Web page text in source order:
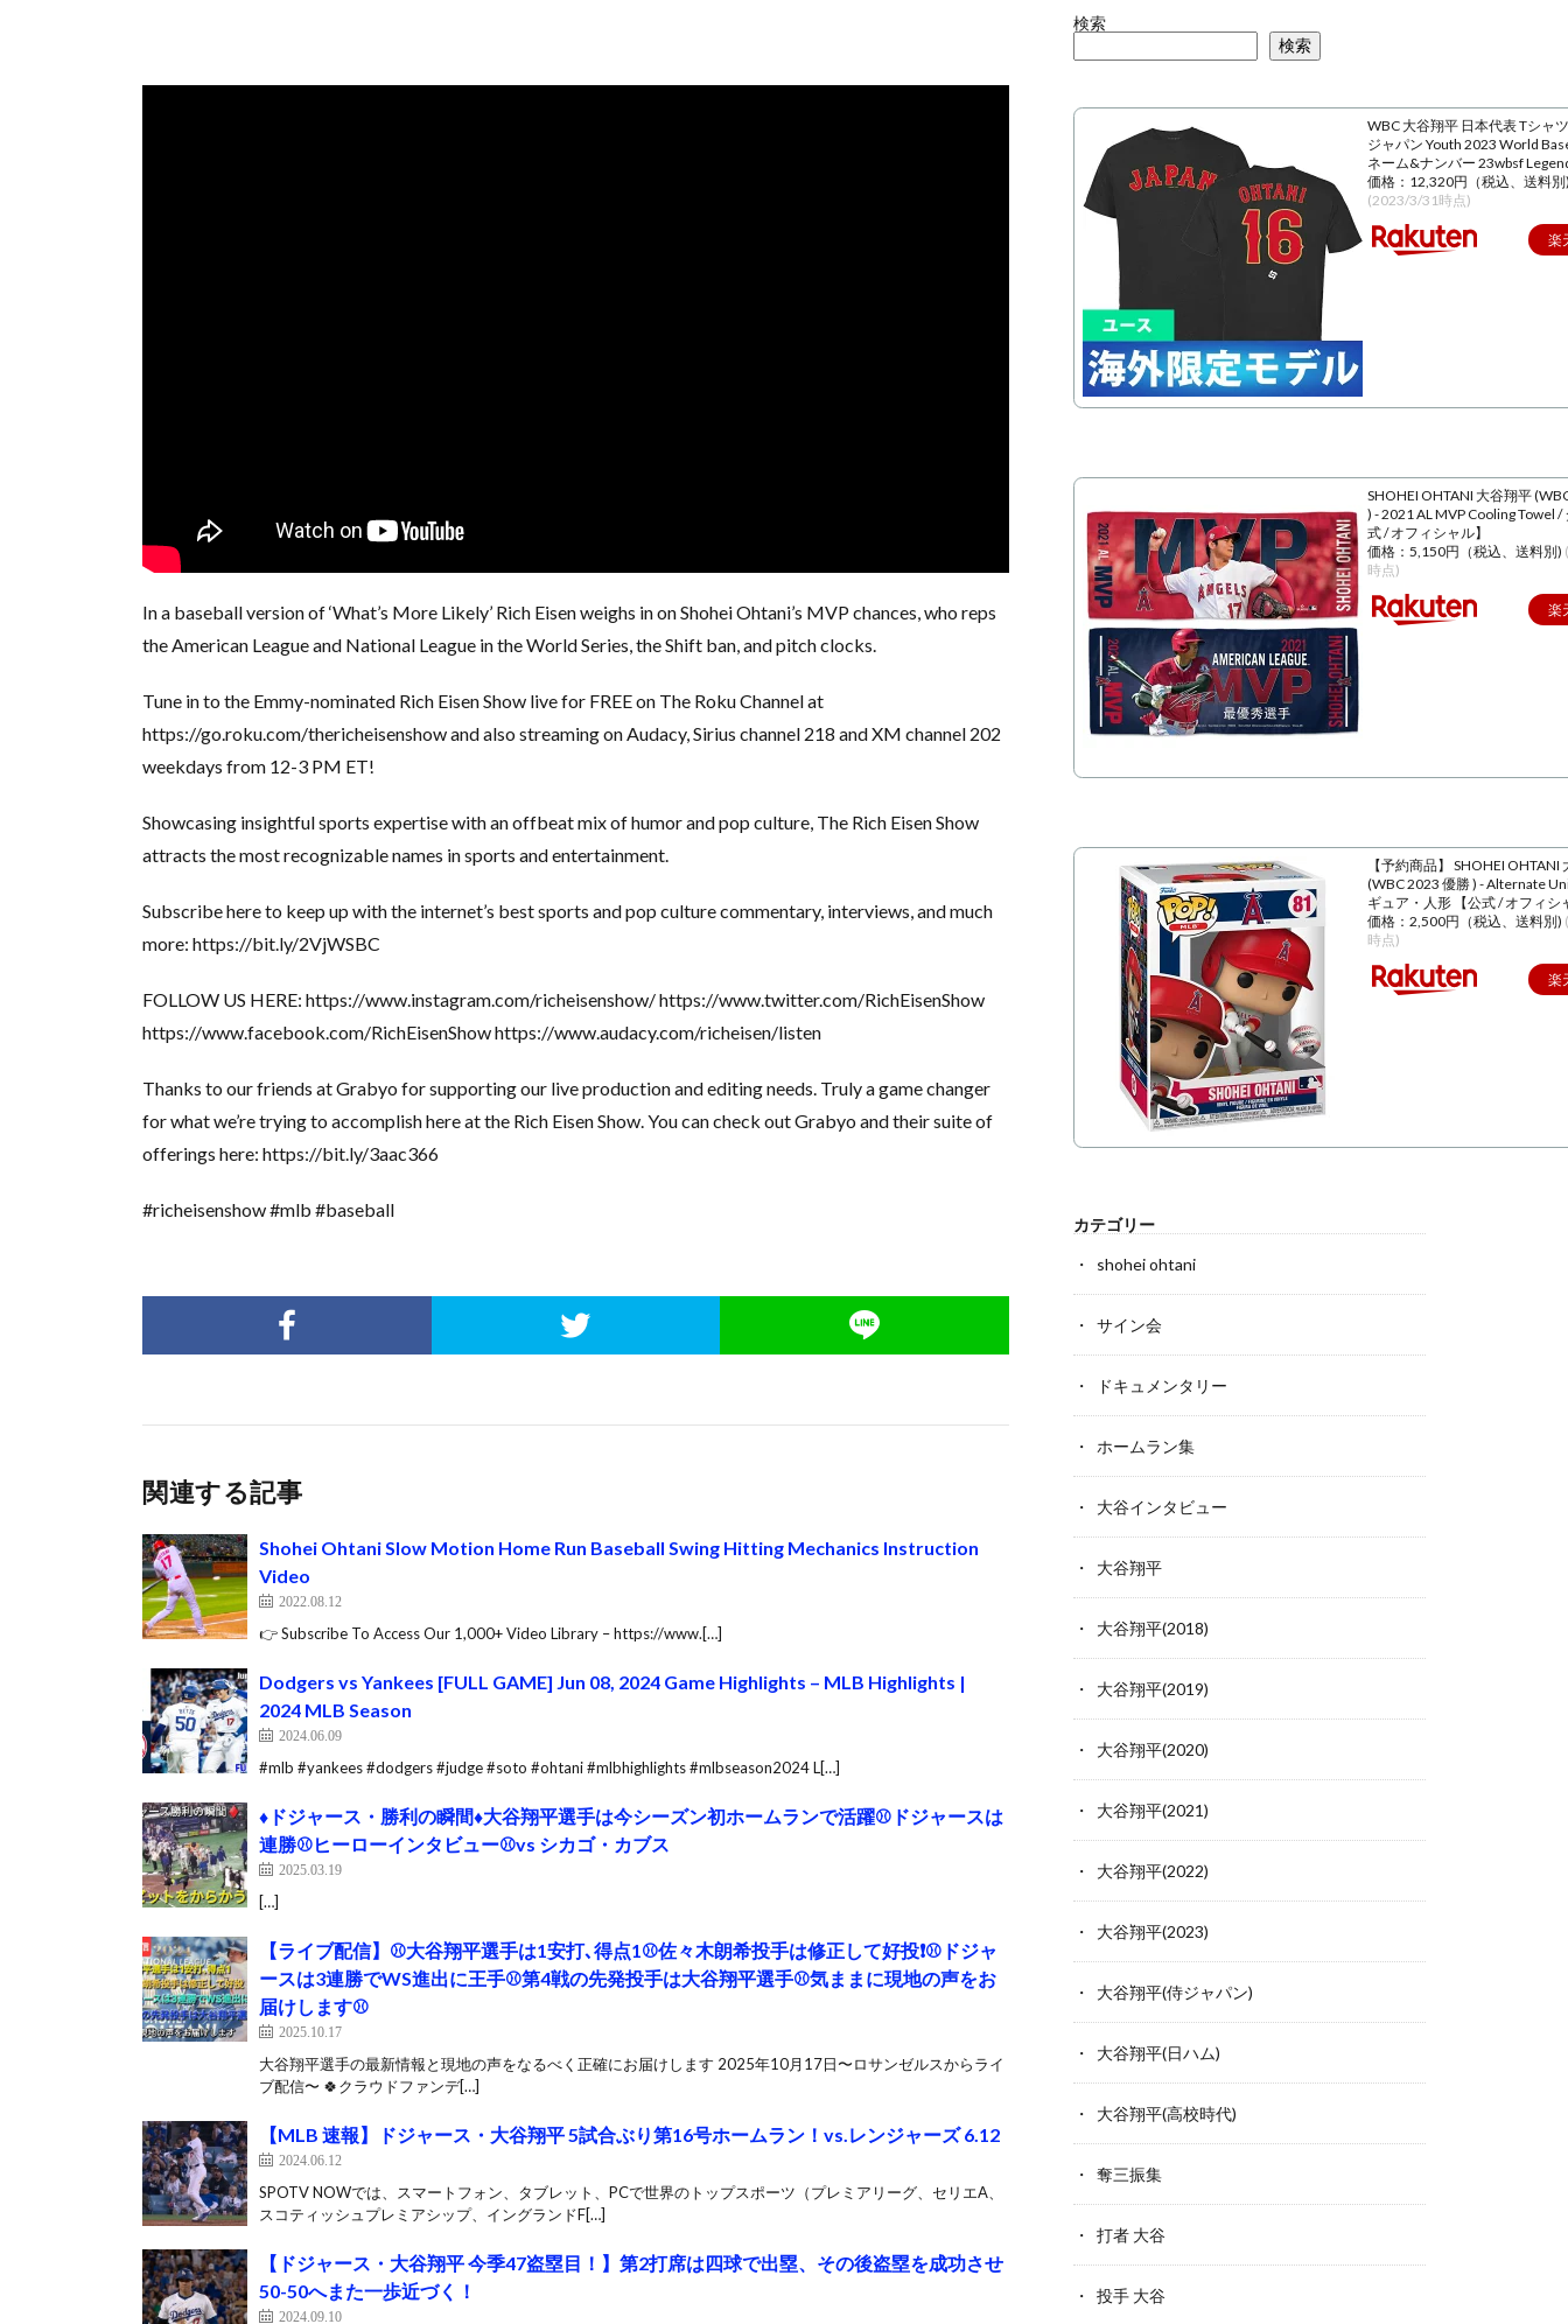
In a baseball version of ‘What’s More Likely’ Rich Eisen weighs in on Shohei Ohtani’s MVP chances, who reps
the American League and National League in the World Series, the Shift ban, and pitch clocks.
Tune in to the Emmy-nominated Rich Eisen Show live for FREE on The Roku Channel at
https://go.roku.com/thericheisenshow and also streaming on Audacy, Sirius channel 218 and XM channel 202
weekdays from 12-3 PM ET!
Showcasing insightful sports expertise with an offbeat mix of humor and pop culture, The Rich Eisen Show
attracts the most recognizable names in sports and entertainment.
Subscribe here to keep up with the internet’s best sports and pop culture commentary, interviews, and much
more: https://bit.ly/2VjWSBC
FOLLOW US HERE: https://www.instagram.com/richeisenshow/ https://www.twitter.com/RichEisenShow
https://www.facebook.com/RichEisenShow https://www.audacy.com/richeisen/listen
Thanks to our friends at Grabyo for supporting our live production and editing needs. Truly a game changer
for what we’re trying to accomplish here at the Rich Eisen Show. You can check out Grabyo and their suite of
offerings here: https://bit.ly/3aac366
#richeisenshow #mlb #baseball
関連する記事
Shohei Ohtani Slow Motion Home Run Baseball Swing Hitting Mechanics Instruction
Video
2022.08.12
👉 Subscribe To Access Our 1,000+ Video Library – https://www.[…]
Dodgers vs Yankees [FULL GAME] Jun 08, 2024 Game Highlights – MLB Highlights |
2024 MLB Season
2024.06.09
#mlb #yankees #dodgers #judge #soto #ohtani #mlbhighlights #mlbseason2024 L[…]
♦️ドジャース・勝利の瞬間♦️大谷翔平選手は今シーズン初ホームランで活躍⚾️ドジャースは
連勝⚾️ヒーローインタビュー⚾️vs シカゴ・カブス
2025.03.19
[…]
【ライブ配信】⚾️大谷翔平選手は1安打､得点1⚾️佐々木朗希投手は修正して好投❗⚾️ドジャ
ースは3連勝でWS進出に王手⚾️第4戦の先発投手は大谷翔平選手⚾️気ままに現地の声をお
届けします⚾️
2025.10.17
大谷翔平選手の最新情報と現地の声をなるべく正確にお届けします 2025年10月17日〜ロサンゼルスからライ
ブ配信〜 🍀クラウドファンデ[…]
【MLB 速報】ドジャース・大谷翔平 5試合ぶり第16号ホームラン！vs.レンジャーズ 6.12
2024.06.12
SPOTV NOWでは、スマートフォン、タブレット、PCで世界のトップスポーツ（プレミアリーグ、セリエA、
スコティッシュプレミアシップ、イングランドF[…]
【ドジャース・大谷翔平 今季47盗塁目！】第2打席は四球で出塁、その後盗塁を成功させ
50-50へまた一歩近づく！
2024.09.10
検索
検索
WBC 大谷翔平 日本代表 Tシャ
ジャパン Youth 2023 World
ネーム&ナンバー 23wbsf
価格：12,320円（税込、送料別
(2023/3/31時点)
楽
SHOHEI OHTANI 大谷翔平
) - 2021 AL MVP Cooling Towel /
式 / オフィシャル】
価格：5,150円（税込、送料別)
時点)
楽
【予約商品】 SHOHEI OHTANI
(WBC 2023 優勝 ) - Alternate
ギュア・人形 【公式 / オフィシ
価格：2,500円（税込、送料別)
時点)
楽
カテゴリー
shohei ohtani
サイン会
ドキュメンタリー
ホームラン集
大谷インタビュー
大谷翔平
大谷翔平(2018)
大谷翔平(2019)
大谷翔平(2020)
大谷翔平(2021)
大谷翔平(2022)
大谷翔平(2023)
大谷翔平(侍ジャパン)
大谷翔平(日ハム)
大谷翔平(高校時代)
奪三振集
打者 大谷
投手 大谷